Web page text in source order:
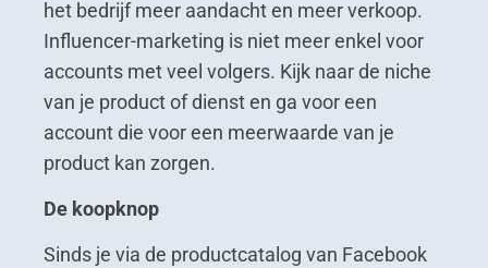
het bedrijf meer aandacht en meer verkoop.
Influencer-marketing is niet meer enkel voor
accounts met veel volgers. Kijk naar de niche
van je product of dienst en ga voor een
account die voor een meerwaarde van je
product kan zorgen.
De koopknop
Sinds je via de productcatalog van Facebook